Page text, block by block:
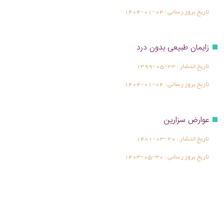
تاریخ بروز رسانی :1404-01-04
زایمان طبیعی بدون درد
تاریخ انتشار :1399-05-23
تاریخ بروز رسانی :1404-01-04
عوارض سزارین
تاریخ انتشار :1401-03-20
تاریخ بروز رسانی :1403-05-30